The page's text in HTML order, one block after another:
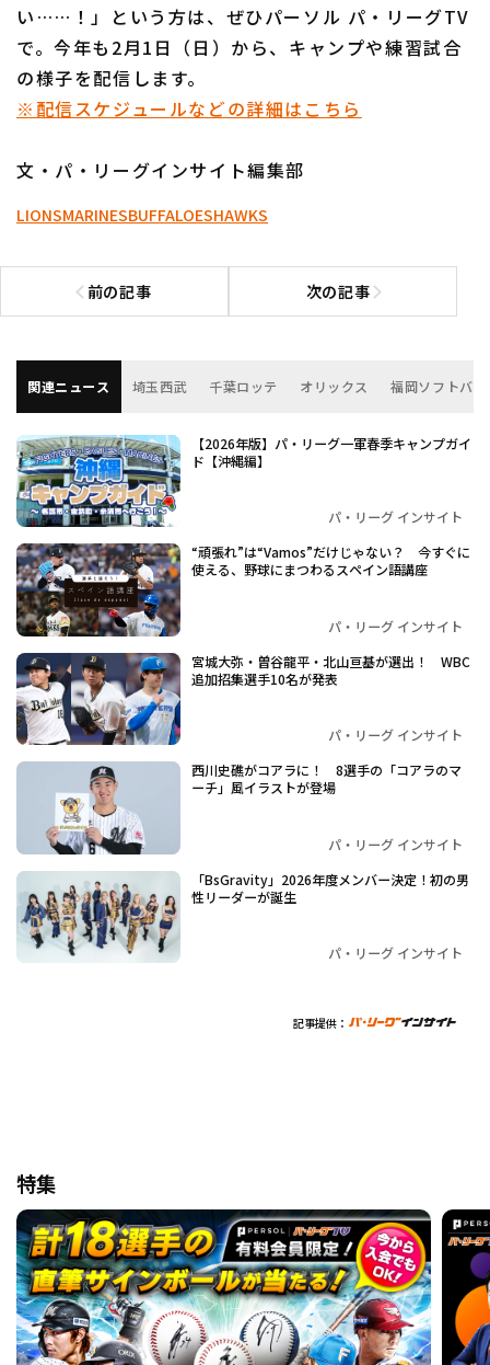
い……！」という方は、ぜひパーソル パ・リーグTV
で。今年も2月1日（日）から、キャンプや練習試合
の様子を配信します。
※配信スケジュールなどの詳細はこちら
文・パ・リーグインサイト編集部
LIONSMARINESBUFFALOESHAWKS
前の記事
前の記事へ 次の記事次の記事へ
関連ニュース 埼玉西武 千葉ロッテ オリックス 福岡ソフトバ
【2026年版】パ・リーグ一軍春季キャンプガイ
ド【沖縄編】
パ・リーグ インサイト
“頑張れ”は“Vamos”だけじゃない？ 今すぐに
使える、野球にまつわるスペイン語講座
パ・リーグ インサイト
宮城大弥・曽谷龍平・北山亘基が選出！ WBC
追加招集選手10名が発表
パ・リーグ インサイト
西川史礁がコアラに！ 8選手の「コアラのマ
ーチ」風イラストが登場
パ・リーグ インサイト
「BsGravity」2026年度メンバー決定！初の男
性リーダーが誕生
パ・リーグ インサイト
記事提供：
特集